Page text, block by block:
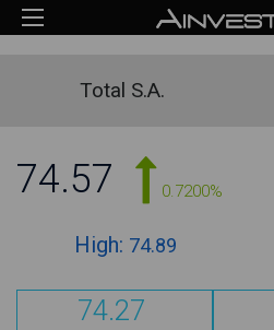
Total S.A.
74.59 0.7400%
High: 74.89
74.29